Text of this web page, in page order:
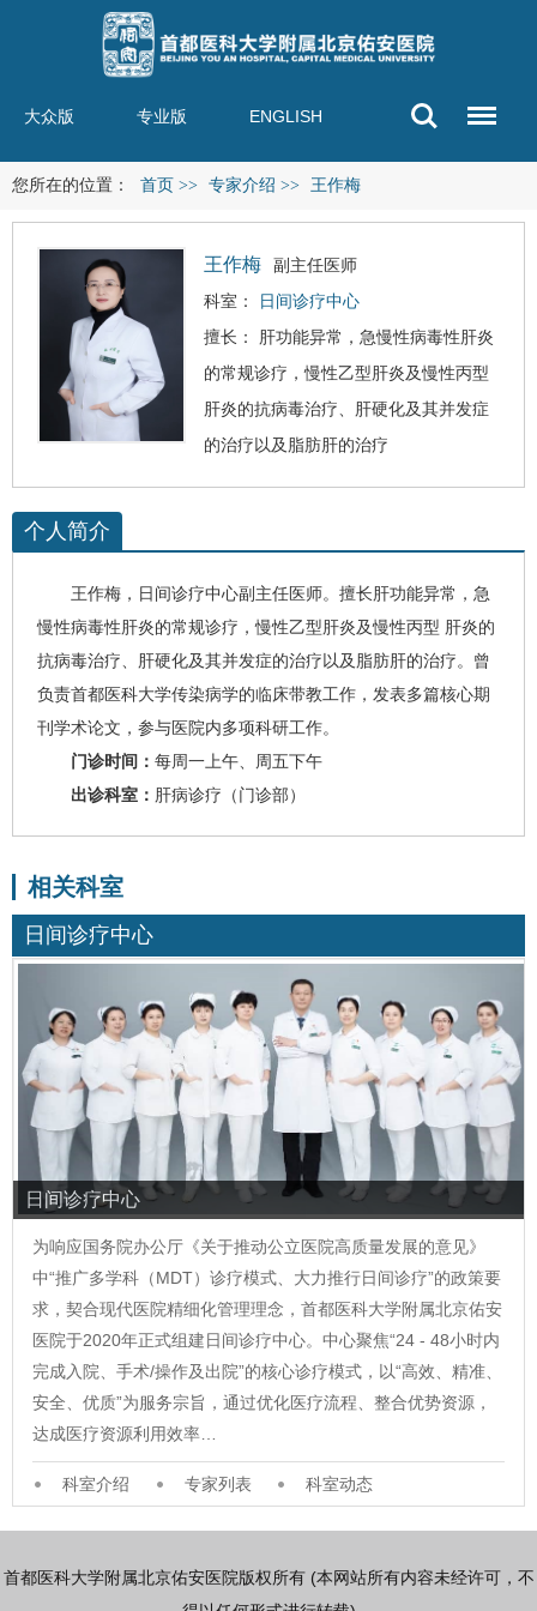
大众版 专业版 ENGLISH
您所在的位置： 首页 >> 专家介绍 >> 王作梅
王作梅
副主任医师
科室：
日间诊疗中心
擅长： 肝功能异常，急慢性病毒性肝炎
的常规诊疗，慢性乙型肝炎及慢性丙型
肝炎的抗病毒治疗、
肝硬化及其并发症
的治疗以及 脂肪肝的治疗
个人简介
王作梅 ， 日间诊疗中心副主任医师。 擅长肝功能异常，急
慢性病毒性肝炎的常规诊疗，慢性乙型肝炎及慢性丙型 肝炎的
抗病毒治疗、
肝硬化及其并发症的治疗以及 脂肪肝的治疗。 曾
负责首都医科大学传染病学的临床带教工作，发表多篇核心期
刊学术论文，参与医院内多项科研工作。
门诊时间： 每周一上午、周五下午
出诊科室： 肝病诊疗（门诊部）
相关科室
日间诊疗中心
日间诊疗中心
为响应国务院办公厅《关于推动公立医院高质量发展的意见》
中“推广多学科（MDT）诊疗模式、大力推行日间诊疗”的政策要
求，契合现代医院精细化管理理念，首都医科大学附属北京佑安
医院于2020年正式组建日间诊疗中心。中心聚焦“24 - 48小时内
完成入院、手术/操作及出院”的核心诊疗模式，以“高效、精准、
安全、优质”为服务宗旨，通过优化医疗流程、整合优势资源，
达成医疗资源利用效率…
科室介绍 专家列表 科室动态
首都医科大学附属北京佑安医院版权所有 (本网站所有内容未经许可，不